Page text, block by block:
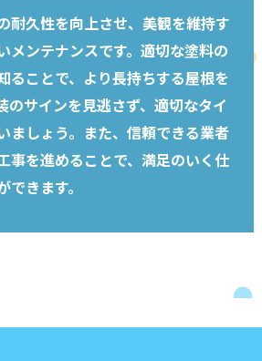
耐久性を向上させ、美観を維持す
メンテナンスです。適切な塗料の
ることで、より長持ちする屋根を
のサインを見逃さず、適切なタイ
ましょう。また、信頼できる業者
事を進めることで、満足のいく仕
きます。